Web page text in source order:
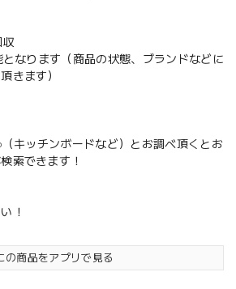
なります（商品の状態、ブランドなどに
きます）
キッチンボードなど）とお調べ頂くとお
索できます！
！
の商品をアプリで見る